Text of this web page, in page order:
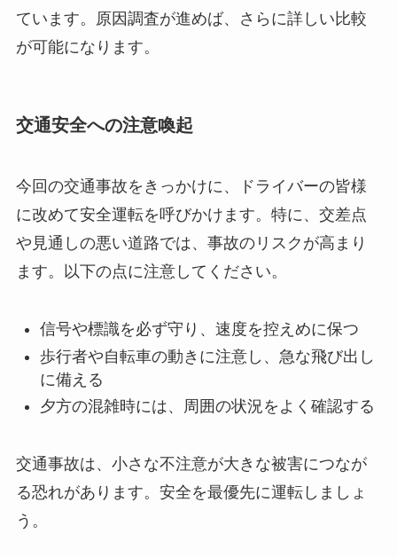
ています。原因調査が進めば、さらに詳しい比較
が可能になります。
交通安全への注意喚起
今回の交通事故をきっかけに、ドライバーの皆様
に改めて安全運転を呼びかけます。特に、交差点
や見通しの悪い道路では、事故のリスクが高まり
ます。以下の点に注意してください。
信号や標識を必ず守り、速度を控えめに保つ
歩行者や自転車の動きに注意し、急な飛び出し
に備える
夕方の混雑時には、周囲の状況をよく確認する
交通事故は、小さな不注意が大きな被害につなが
る恐れがあります。安全を最優先に運転しましょ
う。